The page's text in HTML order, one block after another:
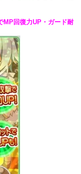
MP回復力UP・ガード耐